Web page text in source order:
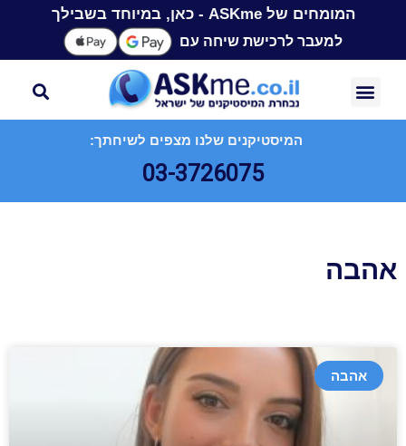
המומחים של ASKme - כאן, במיוחד בשבילך
למעבר לרכישת שיחה עם
המיסטיקנים שלנו מצפים לשיחתך:
03-3726075
אהבה
אהבה